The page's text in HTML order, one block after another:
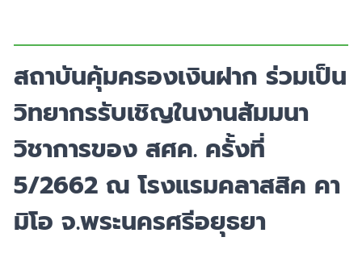
สถาบันคุ้มครองเงินฝาก ร่วมเป็น
วิทยากรรับเชิญในงานสัมมนา
วิชาการของ สศค. ครั้งที่
5/2662 ณ โรงแรมคลาสสิค คา
มิโอ จ.พระนครศรีอยุธยา